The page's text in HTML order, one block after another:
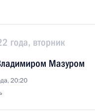
года, вторник
Мазуром
20:20